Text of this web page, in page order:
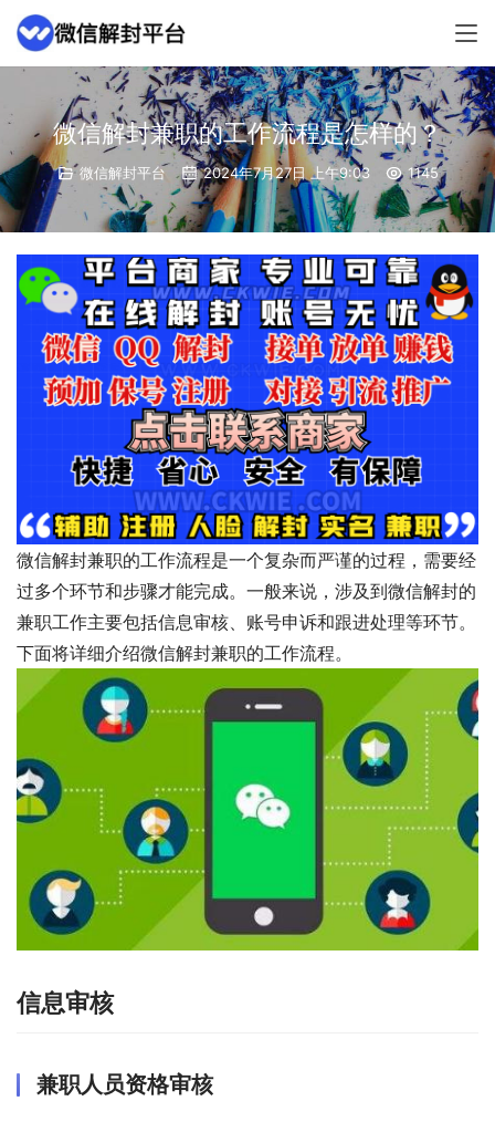
微信解封兼职的工作流程是怎样的？
微信解封平台 2024年7月27日 上午9:03 1145
微信解封兼职的工作流程是一个复杂而严谨的过程，需要经
过多个环节和步骤才能完成。一般来说，涉及到微信解封的
兼职工作主要包括信息审核、账号申诉和跟进处理等环节。
下面将详细介绍微信解封兼职的工作流程。
信息审核
兼职人员资格审核